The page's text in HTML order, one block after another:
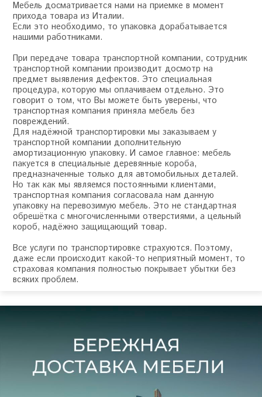
Мебель досматривается нами на приемке в момент
прихода товара из Италии.
Если это необходимо, то упаковка дорабатывается
нашими работниками.
При передаче товара транспортной компании, сотрудник
транспортной компании производит досмотр на
предмет выявления дефектов. Это специальная
процедура, которую мы оплачиваем отдельно. Это
говорит о том, что Вы можете быть уверены, что
транспортная компания приняла мебель без
повреждений.
Для надёжной транспортировки мы заказываем у
транспортной компании дополнительную
амортизационную упаковку. И самое главное: мебель
пакуется в специальные деревянные короба,
предназначенные только для автомобильных деталей.
Но так как мы являемся постоянными клиентами,
транспортная компания согласовала нам данную
упаковку на перевозимую мебель. Это не стандартная
обрешётка с многочисленными отверстиями, а цельный
короб, надёжно защищающий товар.
Все услуги по транспортировке страхуются. Поэтому,
даже если происходит какой-то неприятный момент, то
страховая компания полностью покрывает убытки без
всяких проблем.